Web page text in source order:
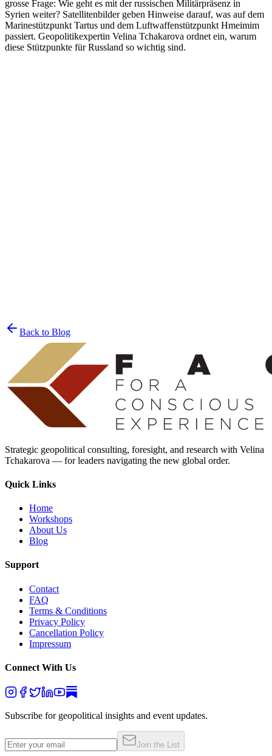
grosse Frage: Wie geht es mit der russischen Militärpräsenz in
Syrien weiter? Satellitenbilder geben Hinweise darauf, was auf dem
Marinestützpunkt Tartus und dem Luftwaffenstützpunkt Hmeimim
passiert. Geopolitikexpertin Velina Tchakarova ordnet ein, warum
diese Stützpunkte für Russland so wichtig sind.
Back to Blog
Strategic geopolitical consulting, foresight, and research with Velina
Tchakarova — for leaders navigating the new global order.
Quick Links
Home
Workshops
About Us
Blog
Support
Contact
FAQ
Terms & Conditions
Privacy Policy
Cancellation Policy
Impressum
Connect With Us
Subscribe for geopolitical insights and event updates.
Join the List